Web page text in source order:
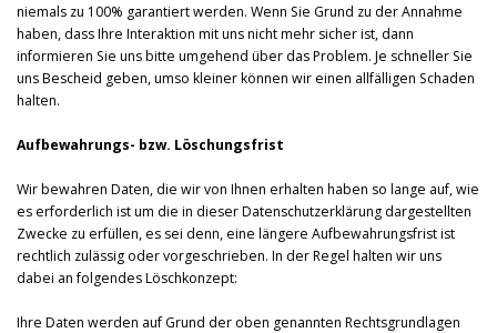
niemals zu 100% garantiert werden. Wenn Sie Grund zu der Annahme
haben, dass Ihre Interaktion mit uns nicht mehr sicher ist, dann
informieren Sie uns bitte umgehend über das Problem. Je schneller Sie
uns Bescheid geben, umso kleiner können wir einen allfälligen Schaden
halten.
Aufbewahrungs- bzw. Löschungsfrist
Wir bewahren Daten, die wir von Ihnen erhalten haben so lange auf, wie
es erforderlich ist um die in dieser Datenschutzerklärung dargestellten
Zwecke zu erfüllen, es sei denn, eine längere Aufbewahrungsfrist ist
rechtlich zulässig oder vorgeschrieben. In der Regel halten wir uns
dabei an folgendes Löschkonzept:
Ihre Daten werden auf Grund der oben genannten Rechtsgrundlagen